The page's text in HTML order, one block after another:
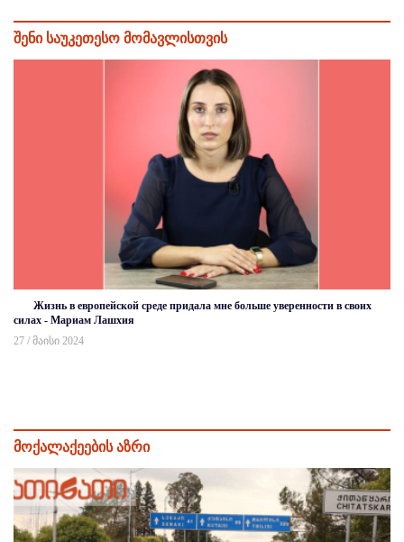
შენი საუკეთესო მომავლისთვის
Жизнь в европейской среде придала мне больше уверенности в своих
силах - Мариам Лашхия
27 / მაისი 2024
მოქალაქეების აზრი